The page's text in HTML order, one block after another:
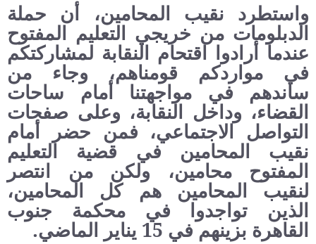
واستطرد نقيب المحامين، أن حملة
الدبلومات من خريجي التعليم المفتوح
عندما أرادوا اقتحام النقابة لمشاركتكم
في مواردكم قومناهم، وجاء من
ساندهم في مواجهتنا أمام ساحات
القضاء، وداخل النقابة، وعلى صفحات
التواصل الاجتماعي، فمن حضر أمام
نقيب المحامين في قضية التعليم
المفتوح محامين، ولكن من انتصر
لنقيب المحامين هم كل المحامين،
الذين تواجدوا في محكمة جنوب
القاهرة بزينهم في 15 يناير الماضي.